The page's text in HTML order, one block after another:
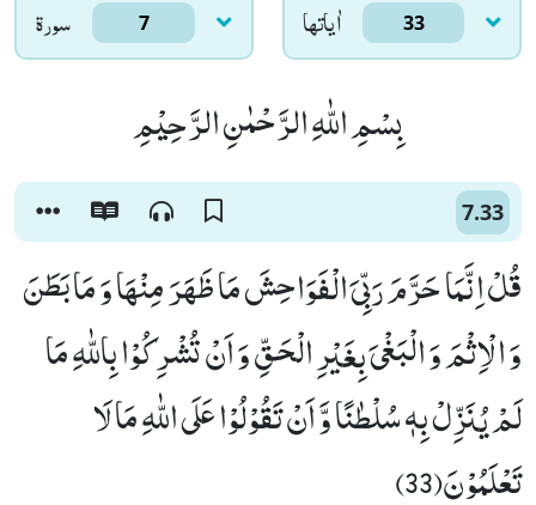
سورۃ 7 اٰياتها 33
بِسْمِ اللّٰهِ الرَّحْمٰنِ الرَّحِیْمِ
7.33
قُلْ اِنَّمَا حَرَّمَ رَبِّیَ الْفَوَاحِشَ مَا ظَهَرَ مِنْهَا وَ مَا بَطَنَ
وَ الْاِثْمَ وَ الْبَغْیَ بِغَیْرِ الْحَقِّ وَ اَنْ تُشْرِكُوْا بِاللّٰهِ مَا
لَمْ یُنَزِّلْ بِهٖ سُلْطٰنًا وَّ اَنْ تَقُوْلُوْا عَلَى اللّٰهِ مَا لَا
تَعْلَمُوْنَ(33)